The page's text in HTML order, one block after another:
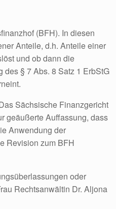
(BFH). In diesen
Anteile, d.h. Anteile einer
und ob dann die
§ 7 Abs. 8 Satz 1 ErbStG
Sächsische Finanzgericht
geäußerte Auffassung, dass
Anwendung der
Revision zum BFH
oder
Rechtsanwältin Dr. Aljona